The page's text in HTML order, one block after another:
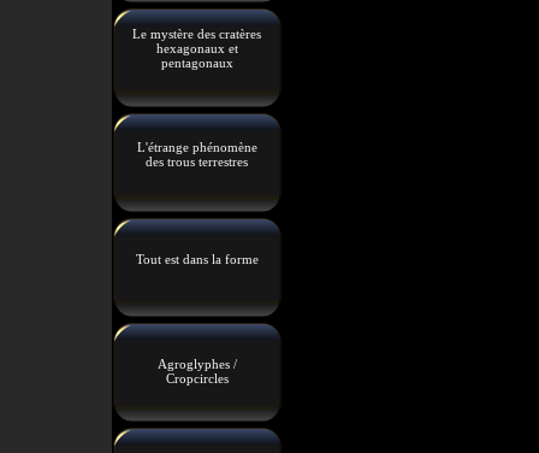
Le mystère des cratères
hexagonaux et
pentagonaux
L'étrange phénomène
des trous terrestres
Tout est dans la forme
Agroglyphes /
Cropcircles